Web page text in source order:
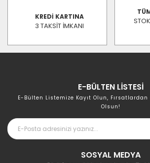
KREDİ KARTINA
3 TAKSİT İMKANI
E-BÜLTEN LİSTESİ
E-Bülten Listemize Kayıt Olun,
Olsun!
SOSYAL MEDYA